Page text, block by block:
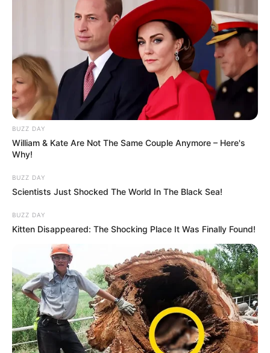
BUZZ DAY
William & Kate Are Not The Same Couple Anymore – Here's
Why!
BUZZ DAY
Scientists Just Shocked The World In The Black Sea!
BUZZ DAY
Kitten Disappeared: The Shocking Place It Was Finally Found!